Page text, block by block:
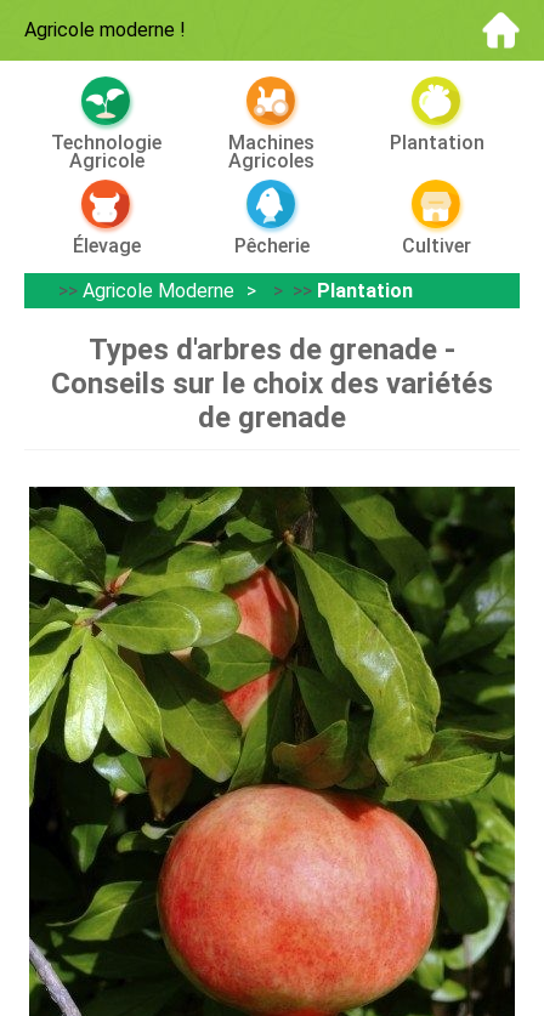
Agricole moderne !
Technologie
Agricole
Machines
Agricoles
Plantation
Élevage Pêcherie
Cultiver
>> Agricole Moderne > >> Plantation
Types d'arbres de grenade -
Conseils sur le choix des variétés
de grenade